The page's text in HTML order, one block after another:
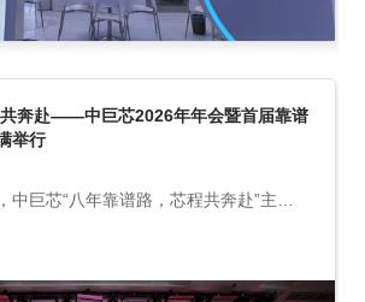
共奔赴——中巨芯2026年年会暨首届靠谱
举行
中巨芯“八年靠谱路，芯程共奔赴”主题
化节闭幕式在衢化宾馆隆重举行。